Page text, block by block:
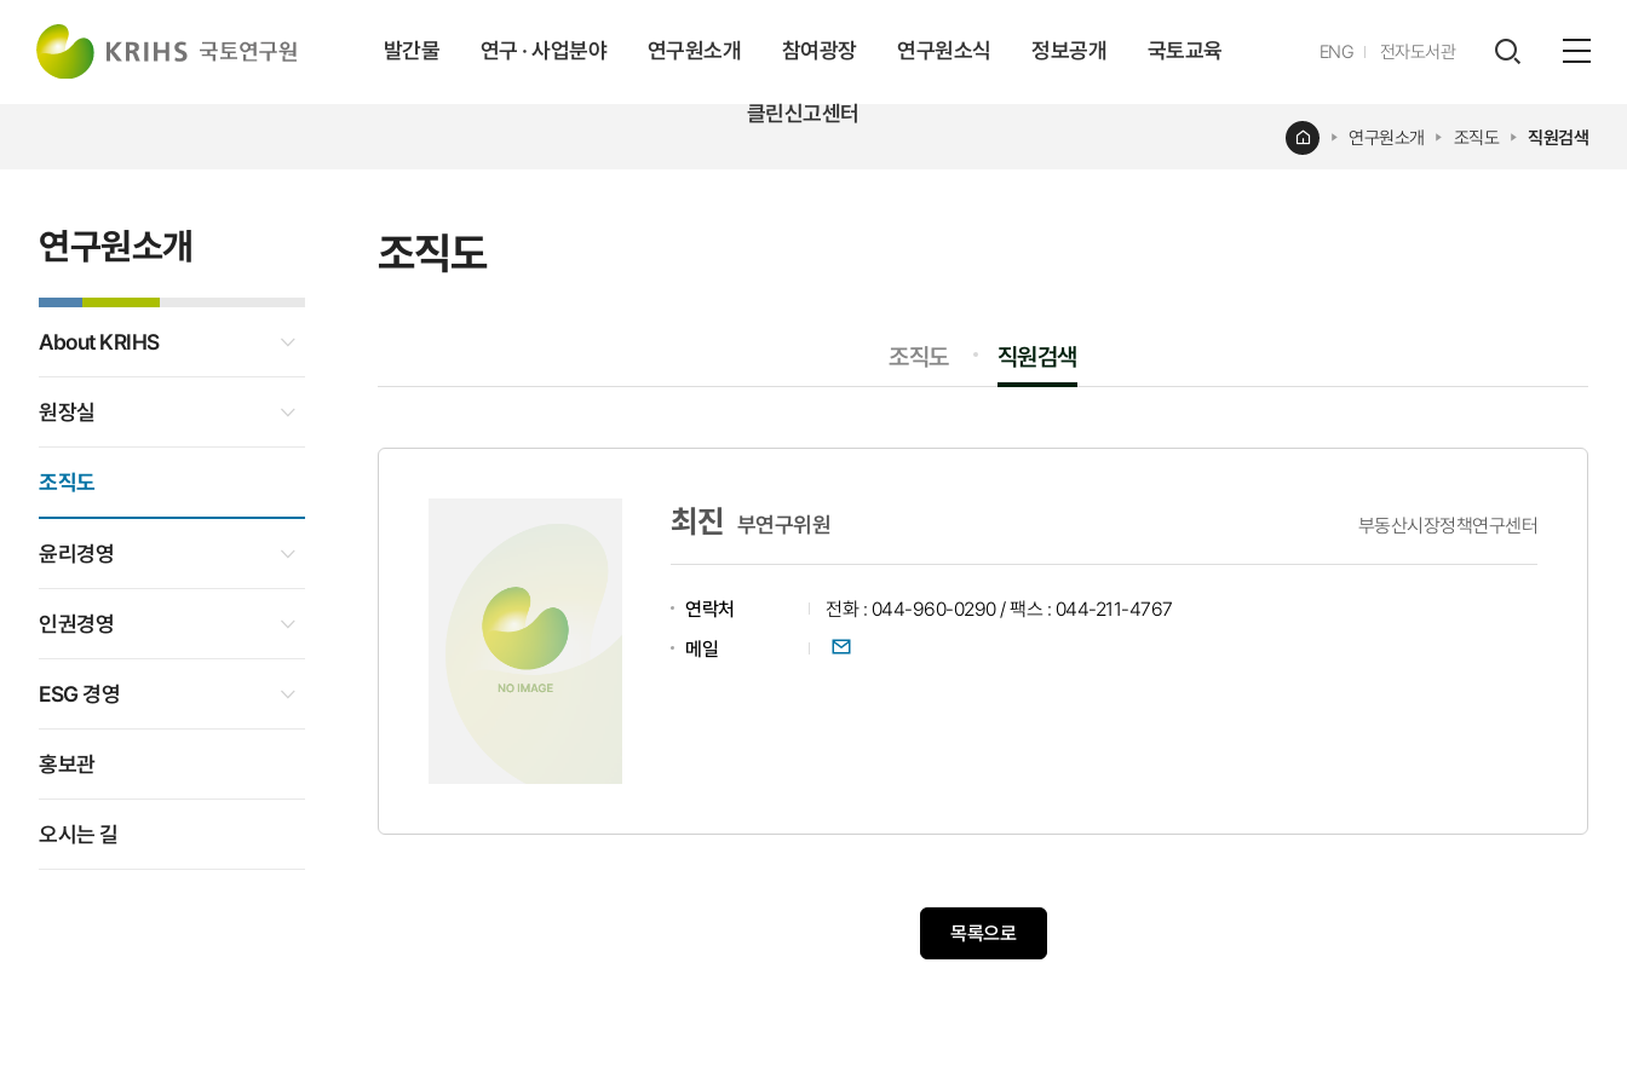
발간물 연구 · 사업분야 연구원소개 참여광장 연구원소식 정보공개 국토교육
클린신고센터
ENG영문전자도서관
레이어
조직도
홈 연구원소개 조직도 직원검색
연구원소개
About KRIHS
원장실
조직도
윤리경영
인권경영
ESG 경영
홍보관
오시는 길
조직도 직원검색
최진 부연구위원 부동산시장정책연구센터
연락처
전화 : 044-960-0290 / 팩스 : 044-211-4767
메일
이메일
목록으로